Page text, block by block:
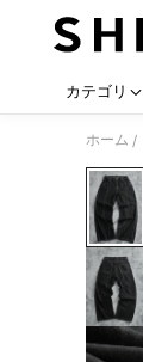
カテゴリ
ホーム /